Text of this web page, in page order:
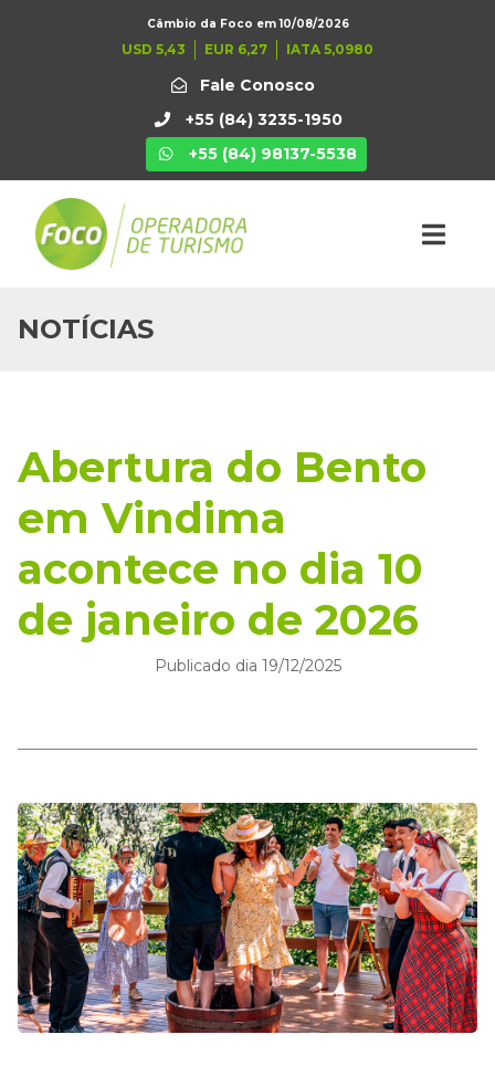
Câmbio da Foco em 10/08/2026
USD 5,43 EUR 6,27 IATA 5,0980
Fale Conosco
+55 (84) 3235-1950
+55 (84) 98137-5538
NOTÍCIAS
Abertura do Bento
em Vindima
acontece no dia 10
de janeiro de 2026
Publicado dia 19/12/2025